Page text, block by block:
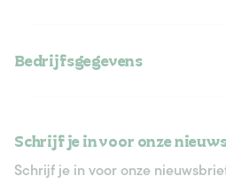
Bedrijfsgegevens
Schrijf je in voor onze
Schrijf je in voor onze